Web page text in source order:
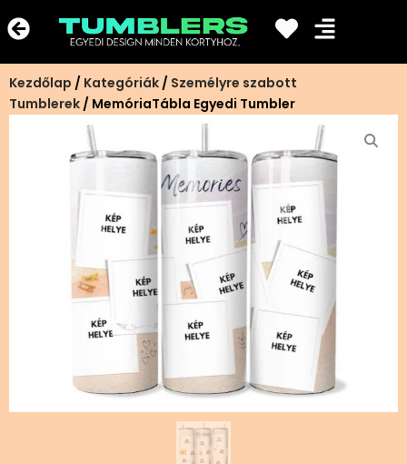
a
tartalomra
Kezdőlap / Kategóriák / Személyre szabott
Tumblerek / MemóriaTábla Egyedi Tumbler